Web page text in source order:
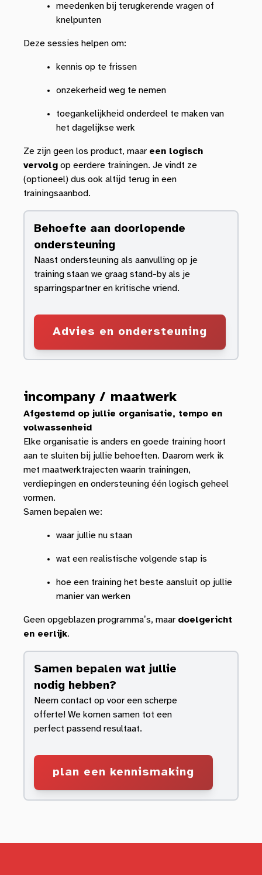
meedenken bij terugkerende vragen of
knelpunten
Deze sessies helpen om:
kennis op te frissen
onzekerheid weg te nemen
toegankelijkheid onderdeel te maken van
het dagelijkse werk
Ze zijn geen los product, maar een logisch
vervolg op eerdere trainingen. Je vindt ze
(optioneel) dus ook altijd terug in een
trainingsaanbod.
Behoefte aan doorlopende
ondersteuning
Naast ondersteuning als aanvulling op je
training staan we graag stand-by als je
sparringspartner en kritische vriend.
Advies en ondersteuning
incompany / maatwerk
Afgestemd op jullie organisatie, tempo en
volwassenheid
Elke organisatie is anders en goede training hoort
aan te sluiten bij jullie behoeften. Daarom werk ik
met maatwerktrajecten waarin trainingen,
verdiepingen en ondersteuning één logisch geheel
vormen.
Samen bepalen we:
waar jullie nu staan
wat een realistische volgende stap is
hoe een training het beste aansluit op jullie
manier van werken
Geen opgeblazen programma’s, maar doelgericht
en eerlijk.
Samen bepalen wat jullie
nodig hebben?
Neem contact op voor een scherpe
offerte! We komen samen tot een
perfect passend resultaat.
plan een kennismaking